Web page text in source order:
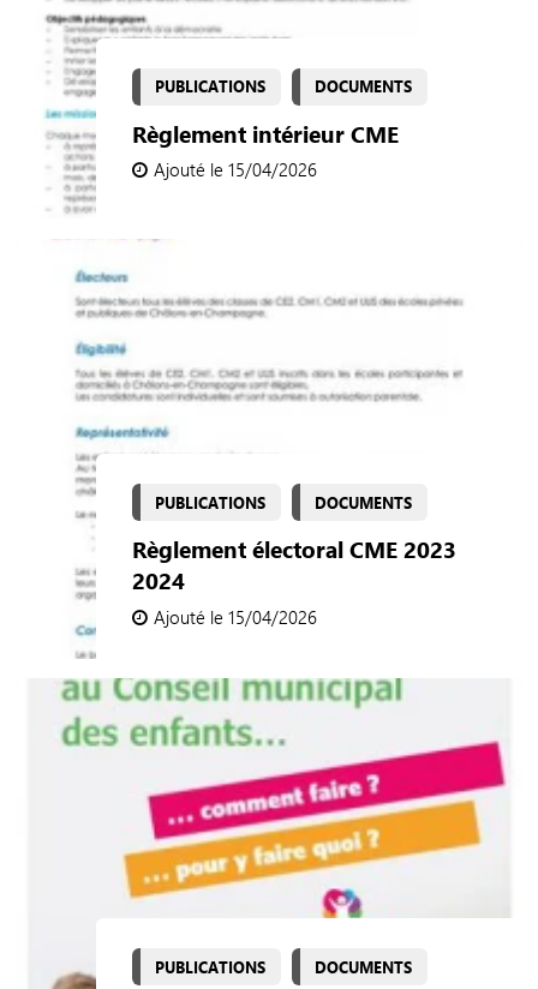
PUBLICATIONS DOCUMENTS
Règlement intérieur CME
Ajouté le 15/04/2026
PUBLICATIONS DOCUMENTS
Règlement électoral CME 2023
2024
Ajouté le 15/04/2026
PUBLICATIONS DOCUMENTS